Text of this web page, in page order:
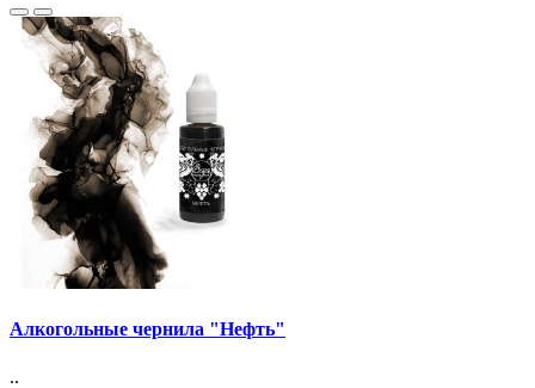
Алкогольные чернила "Нефть"
..